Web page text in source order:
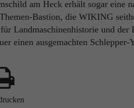
am Heck erhält sogar eine
Bastion, die WIKING
Landmaschinenhistorie und
einen ausgemachten